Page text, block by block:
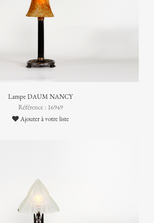
Lampe DAUM NANCY
Référence : 16949
Ajouter à votre liste